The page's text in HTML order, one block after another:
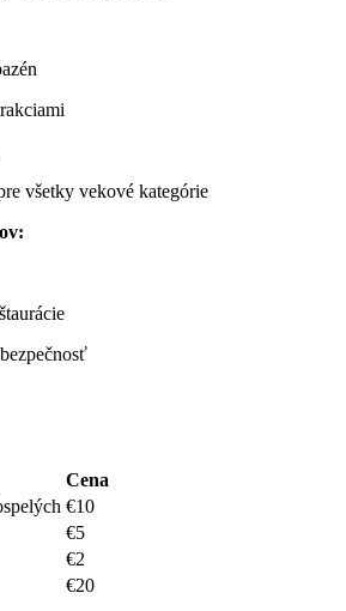
všetky vekové kategórie
Cena
€10
€5
€2
€20